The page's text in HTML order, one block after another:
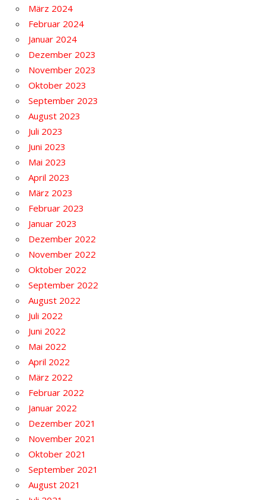
März 2024
Februar 2024
Januar 2024
Dezember 2023
November 2023
Oktober 2023
September 2023
August 2023
Juli 2023
Juni 2023
Mai 2023
April 2023
März 2023
Februar 2023
Januar 2023
Dezember 2022
November 2022
Oktober 2022
September 2022
August 2022
Juli 2022
Juni 2022
Mai 2022
April 2022
März 2022
Februar 2022
Januar 2022
Dezember 2021
November 2021
Oktober 2021
September 2021
August 2021